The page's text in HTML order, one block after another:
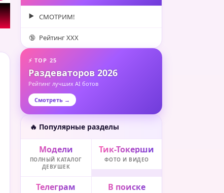
▶️ СМОТРИМ!
🔞 Рейтинг XXX
⚡ TOP 25
Раздеваторов 2026
Рейтинг лучших AI ботов
Смотреть →
🔥 Популярные разделы
Модели
ПОЛНЫЙ КАТАЛОГ
ДЕВУШЕК
Тик-Токерши
ФОТО И ВИДЕО
Телеграм В поиске